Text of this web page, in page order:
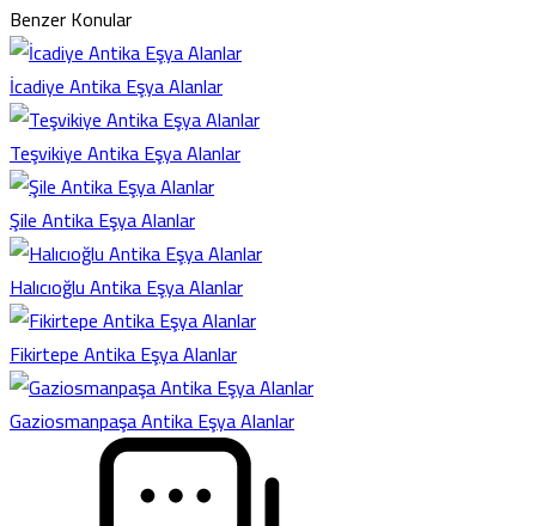
Benzer Konular
İcadiye Antika Eşya Alanlar
Teşvikiye Antika Eşya Alanlar
Şile Antika Eşya Alanlar
Halıcıoğlu Antika Eşya Alanlar
Fikirtepe Antika Eşya Alanlar
Gaziosmanpaşa Antika Eşya Alanlar